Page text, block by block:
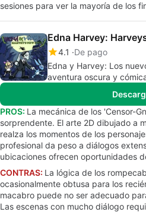
sesiones para ver la mayoría de los
Edna Harvey:
4.1
De pago
Edna y Harvey: Los
aventura oscura y
PROS: La mecánica de los 'Censor-
sorprendente. El arte 2D dibujado a
realza los momentos de los
profesional da peso a diálogos
ubicaciones ofrecen oportunidades
CONTRAS: La lógica de los
ocasionalmente obtusa para los
macabro puede no ser adecuado
Las escenas con mucho diálogo